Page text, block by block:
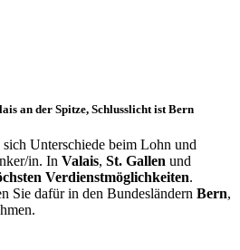
an der Spitze, Schlusslicht ist Bern
sich Unterschiede beim Lohn und
in. In Valais, St. Gallen und
Verdienstmöglichkeiten.
Sie dafür in den Bundesländern Bern,